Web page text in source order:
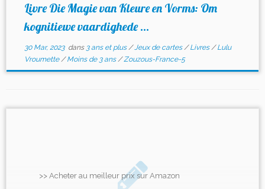
Livre Die Magie van Kleure en Vorms: Om
kognitiewe vaardighede ...
30 Mar, 2023dans 3 ans et plus/Jeux de cartes/Livres/Lulu
Vroumette/Moins de 3 ans/Zouzous-France-5
>> Acheter au meilleur prix sur Amazon